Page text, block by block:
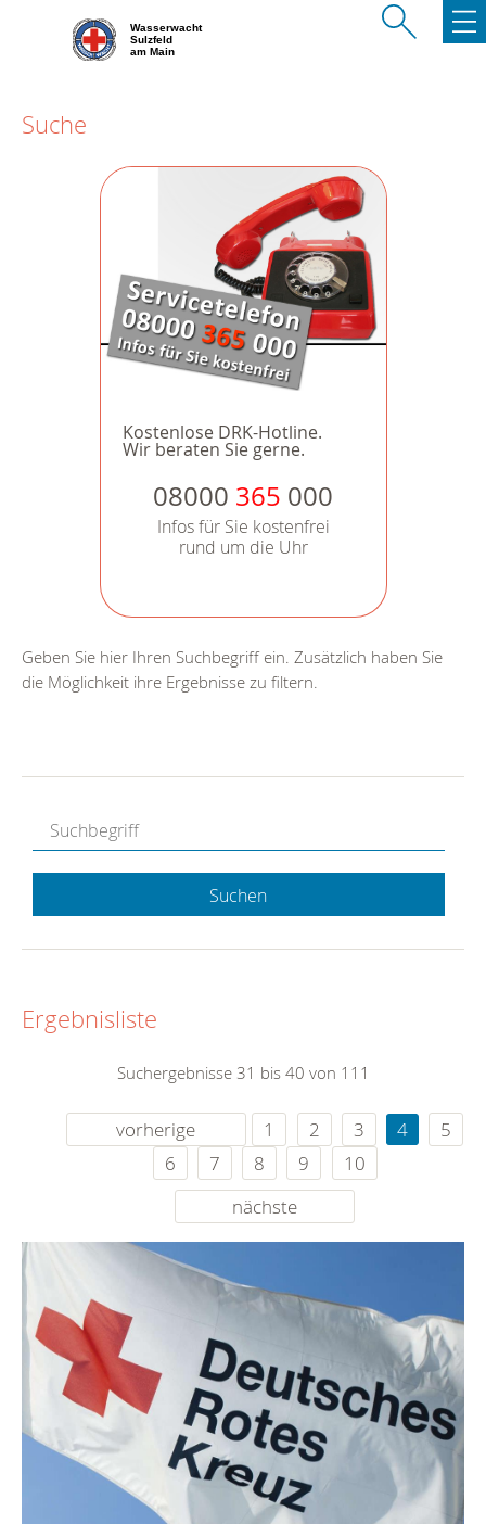
Wasserwacht
Sulzfeld
am Main
Suche
Kostenlose DRK-Hotline.
Wir beraten Sie gerne.
08000 365 000
Infos für Sie kostenfrei
rund um die Uhr
Geben Sie hier Ihren Suchbegriff ein. Zusätzlich haben Sie
die Möglichkeit ihre Ergebnisse zu filtern.
Suchen
Ergebnisliste
Suchergebnisse 31 bis 40 von 111
vorherige 1 2 3 4
5
6
7 8 9
10
nächste